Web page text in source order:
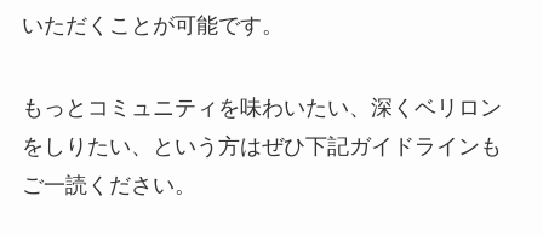
いただくことが可能です。
もっとコミュニティを味わいたい、深くベリロン
をしりたい、という方はぜひ下記ガイドラインも
ご一読ください。